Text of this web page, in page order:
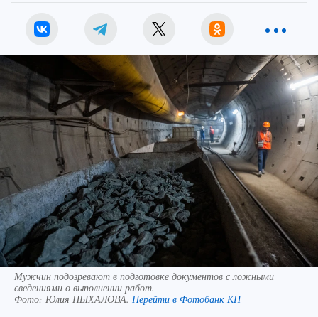
Мужчин подозревают в подготовке документов с ложными
сведениями о выполнении работ.
Фото: Юлия ПЫХАЛОВА. Перейти в Фотобанк КП